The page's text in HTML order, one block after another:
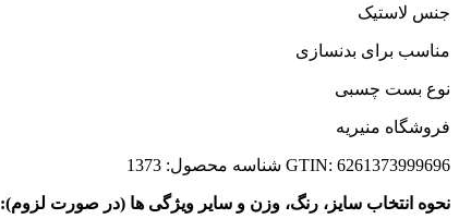
جنس لاستیک
مناسب برای بدنسازی
نوع بست چسبی
فروشگاه منیریه
GTIN: 6261373999696 شناسه محصول: 1373
نحوه انتخاب سایز، رنگ، وزن و سایر ویژگی ها (در صورت لزوم):